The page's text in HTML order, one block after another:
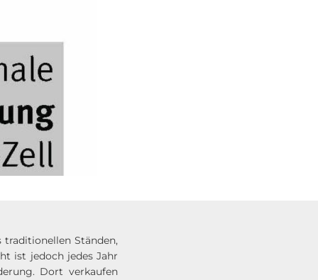
Ständen,
ist jedoch jedes Jahr
Dort verkaufen